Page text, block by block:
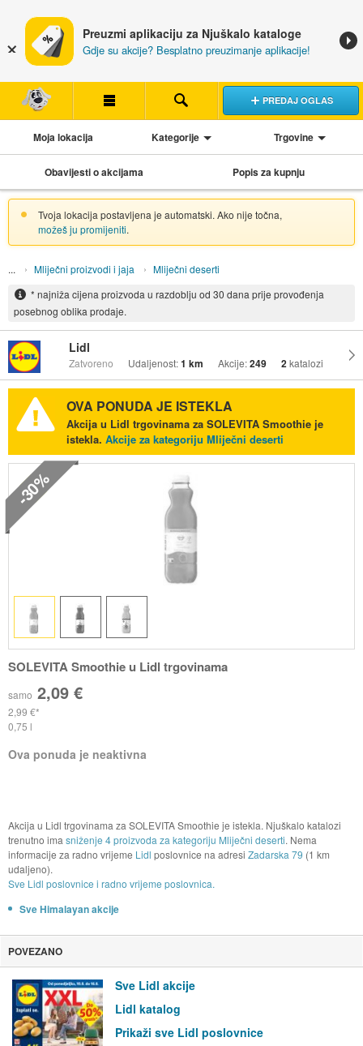
Preuzmi aplikaciju za Njuškalo kataloge
Gdje su akcije? Besplatno preuzimanje aplikacije!
PREDAJ OGLAS
Moja lokacija Kategorije Trgovine
Obavijesti o akcijama Popis za kupnju
Tvoja lokacija postavljena je automatski. Ako nije točna,
možeš ju promijeniti.
Mliječni proizvodi i jaja
Mliječni deserti
* najniža cijena proizvoda u razdoblju od 30 dana prije provođenja
posebnog oblika prodaje.
Lidl
Zatvoreno Udaljenost:1 km Akcije:249 2katalozi
OVA PONUDA JE ISTEKLA
Akcija u Lidl trgovinama za SOLEVITA Smoothie je
istekla. Akcije za kategoriju Mliječni deserti
-30%
SOLEVITA Smoothie u Lidl trgovinama
samo 2,09 €
2,99 €
0,75 l
Ova ponuda je neaktivna
Akcija u Lidl trgovinama za SOLEVITA Smoothie je istekla. Njuškalo katalozi
trenutno ima sniženje 4 proizvoda za kategoriju Mliječni deserti. Nema
informacije za radno vrijeme Lidl poslovnice na adresi Zadarska 79 (1 km
udaljeno).
Sve Lidl poslovnice i radno vrijeme poslovnica.
Sve Himalayan akcije
POVEZANO
Sve Lidl akcije
Lidl katalog
Prikaži sve Lidl poslovnice